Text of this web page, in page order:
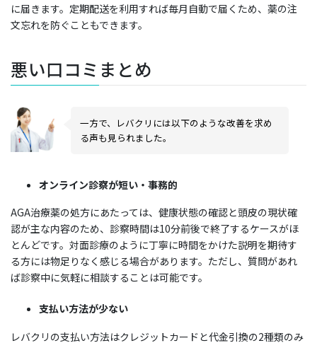
に届きます。定期配送を利用すれば毎月自動で届くため、薬の注
文忘れを防ぐこともできます。
悪い口コミまとめ
一方で、レバクリには以下のような改善を求め
る声も見られました。
オンライン診察が短い・事務的
AGA治療薬の処方にあたっては、健康状態の確認と頭皮の現状確
認が主な内容のため、診察時間は10分前後で終了するケースがほ
とんどです。対面診療のように丁寧に時間をかけた説明を期待す
る方には物足りなく感じる場合があります。ただし、質問があれ
ば診察中に気軽に相談することは可能です。
支払い方法が少ない
レバクリの支払い方法はクレジットカードと代金引換の2種類のみ